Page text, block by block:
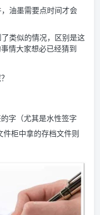
油墨需要点时间才会
类似的情况，区别是这
情大家想必已经猜到
字（尤其是水性签字
件柜中拿的存档文件则